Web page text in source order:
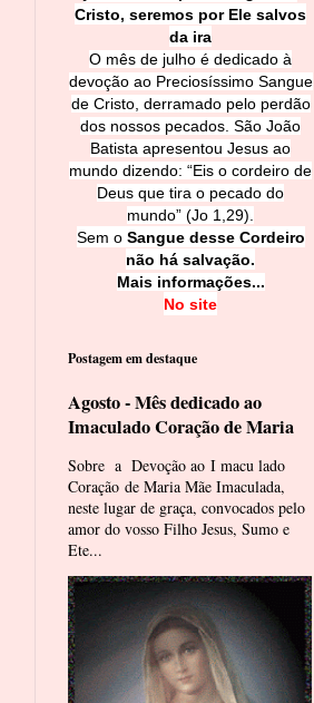
Cristo, seremos por Ele salvos
da ira
O mês de julho é dedicado à
devoção ao Preciosíssimo Sangue
de Cristo, derramado pelo perdão
dos nossos pecados. São João
Batista apresentou Jesus ao
mundo dizendo: “Eis o cordeiro de
Deus que tira o pecado do
mundo” (Jo 1,29).
Sem o Sangue desse Cordeiro
não há salvação.
Mais informações...
No site
Postagem em destaque
Agosto - Mês dedicado ao
Imaculado Coração de Maria
Sobre a Devoção ao I macu lado
Coração de Maria Mãe Imaculada,
neste lugar de graça, convocados pelo
amor do vosso Filho Jesus, Sumo e
Ete...